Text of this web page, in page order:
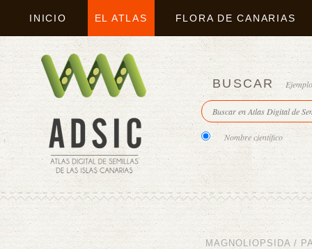
INICIO EL ATLAS FLORA DE CANARIAS
BUSCAR
Nombre científico
MAGNOLIOPSIDA /